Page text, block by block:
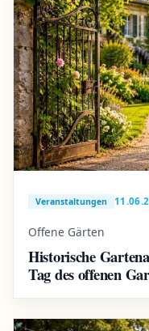
Veranstaltungen
Offene Gärten
Historische
Tag des offenen